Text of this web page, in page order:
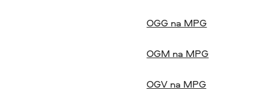
OGG na MPG
OGM na MPG
OGV na MPG